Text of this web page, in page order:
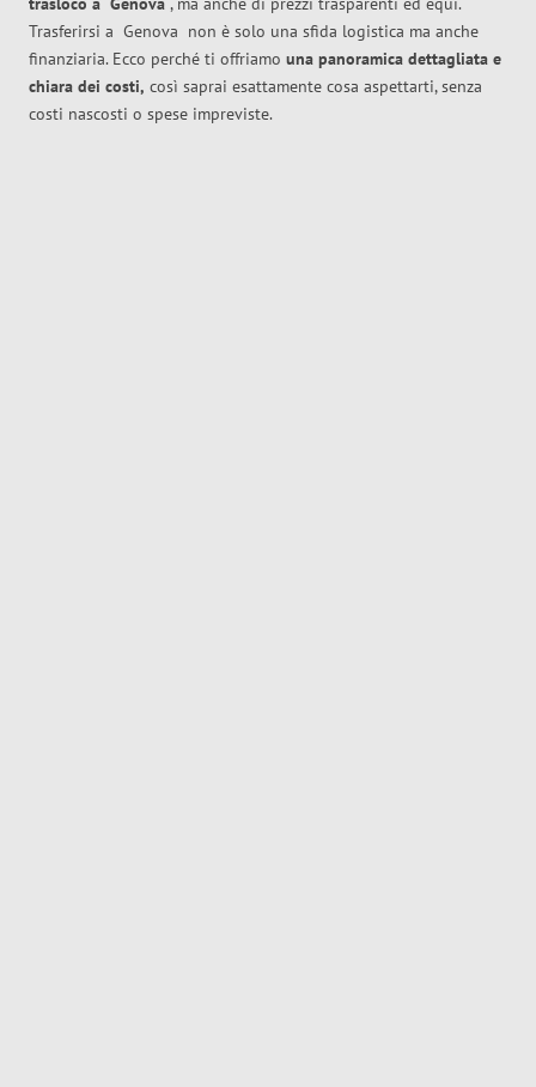
Trasferirsi a Genova non è solo una sfida logistica ma anche
finanziaria. Ecco perché ti offriamo una panoramica dettagliata e
chiara dei costi, così saprai esattamente cosa aspettarti, senza
costi nascosti o spese impreviste.